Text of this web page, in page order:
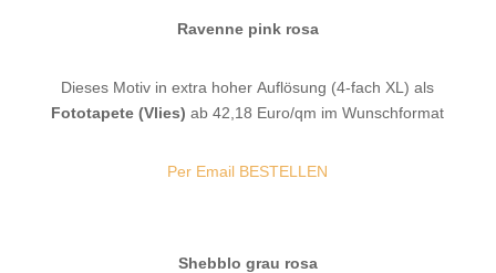
Ravenne pink rosa
Dieses Motiv in extra hoher Auflösung (4-fach XL) als
Fototapete (Vlies)ab 42,18 Euro/qm im Wunschformat
Per Email BESTELLEN
Shebblo grau rosa